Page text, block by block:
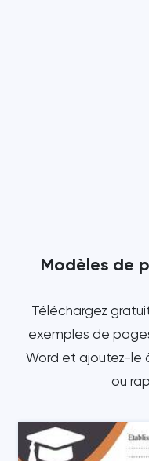
Modèles de
Téléchargez
exemples de
Word et ajoutez-le
ou